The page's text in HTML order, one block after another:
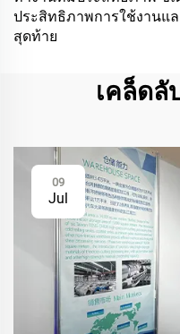
ประสิทธิภาพการใช้งานแ
สุดท้าย
เคล็ดลั
09
Jul